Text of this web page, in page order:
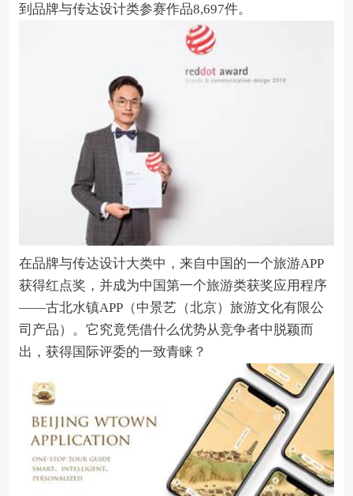
到品牌与传达设计类参赛作品8,697件。
在品牌与传达设计大类中，来自中国的一个旅游APP
获得红点奖，并成为中国第一个旅游类获奖应用程序
——古北水镇APP（中景艺（北京）旅游文化有限公
司产品）。它究竟凭借什么优势从竞争者中脱颖而
出，获得国际评委的一致青睐？